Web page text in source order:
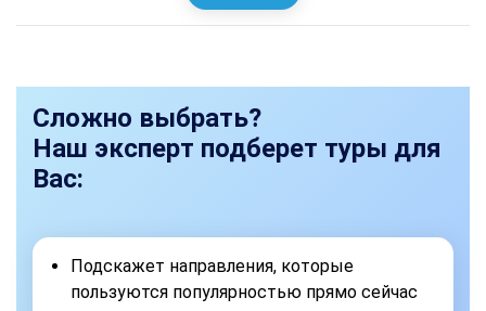
Сложно выбрать?
Наш эксперт подберет туры для
Вас:
Подскажет направления, которые
пользуются популярностью прямо сейчас